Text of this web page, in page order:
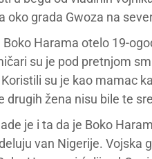
grada Gwoza na
Harama otelo 19-
su je pod pretnjom
su je kao mamac
drugih žena nisu bile te
je i ta da je Boko
van Nigerije. Vojska